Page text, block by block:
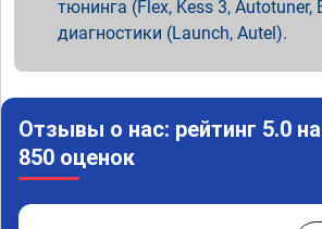
тюнинга (Flex, Kess 3, Autotuner,
диагностики (Launch, Autel).
Отзывы о нас: рейтинг 5.0
850 оценок